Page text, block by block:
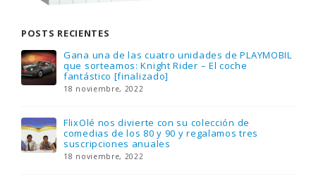
POSTS RECIENTES
Gana una de las cuatro unidades de PLAYMOBIL
que sorteamos: Knight Rider – El coche
fantástico [finalizado]
18 noviembre, 2022
FlixOlé nos divierte con su colección de
comedias de los 80 y 90 y regalamos tres
suscripciones anuales
18 noviembre, 2022